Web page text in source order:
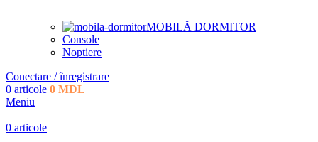
MOBILĂ DORMITOR
Console
Noptiere
Conectare / înregistrare
0 articole 0 MDL
Meniu
0 articole